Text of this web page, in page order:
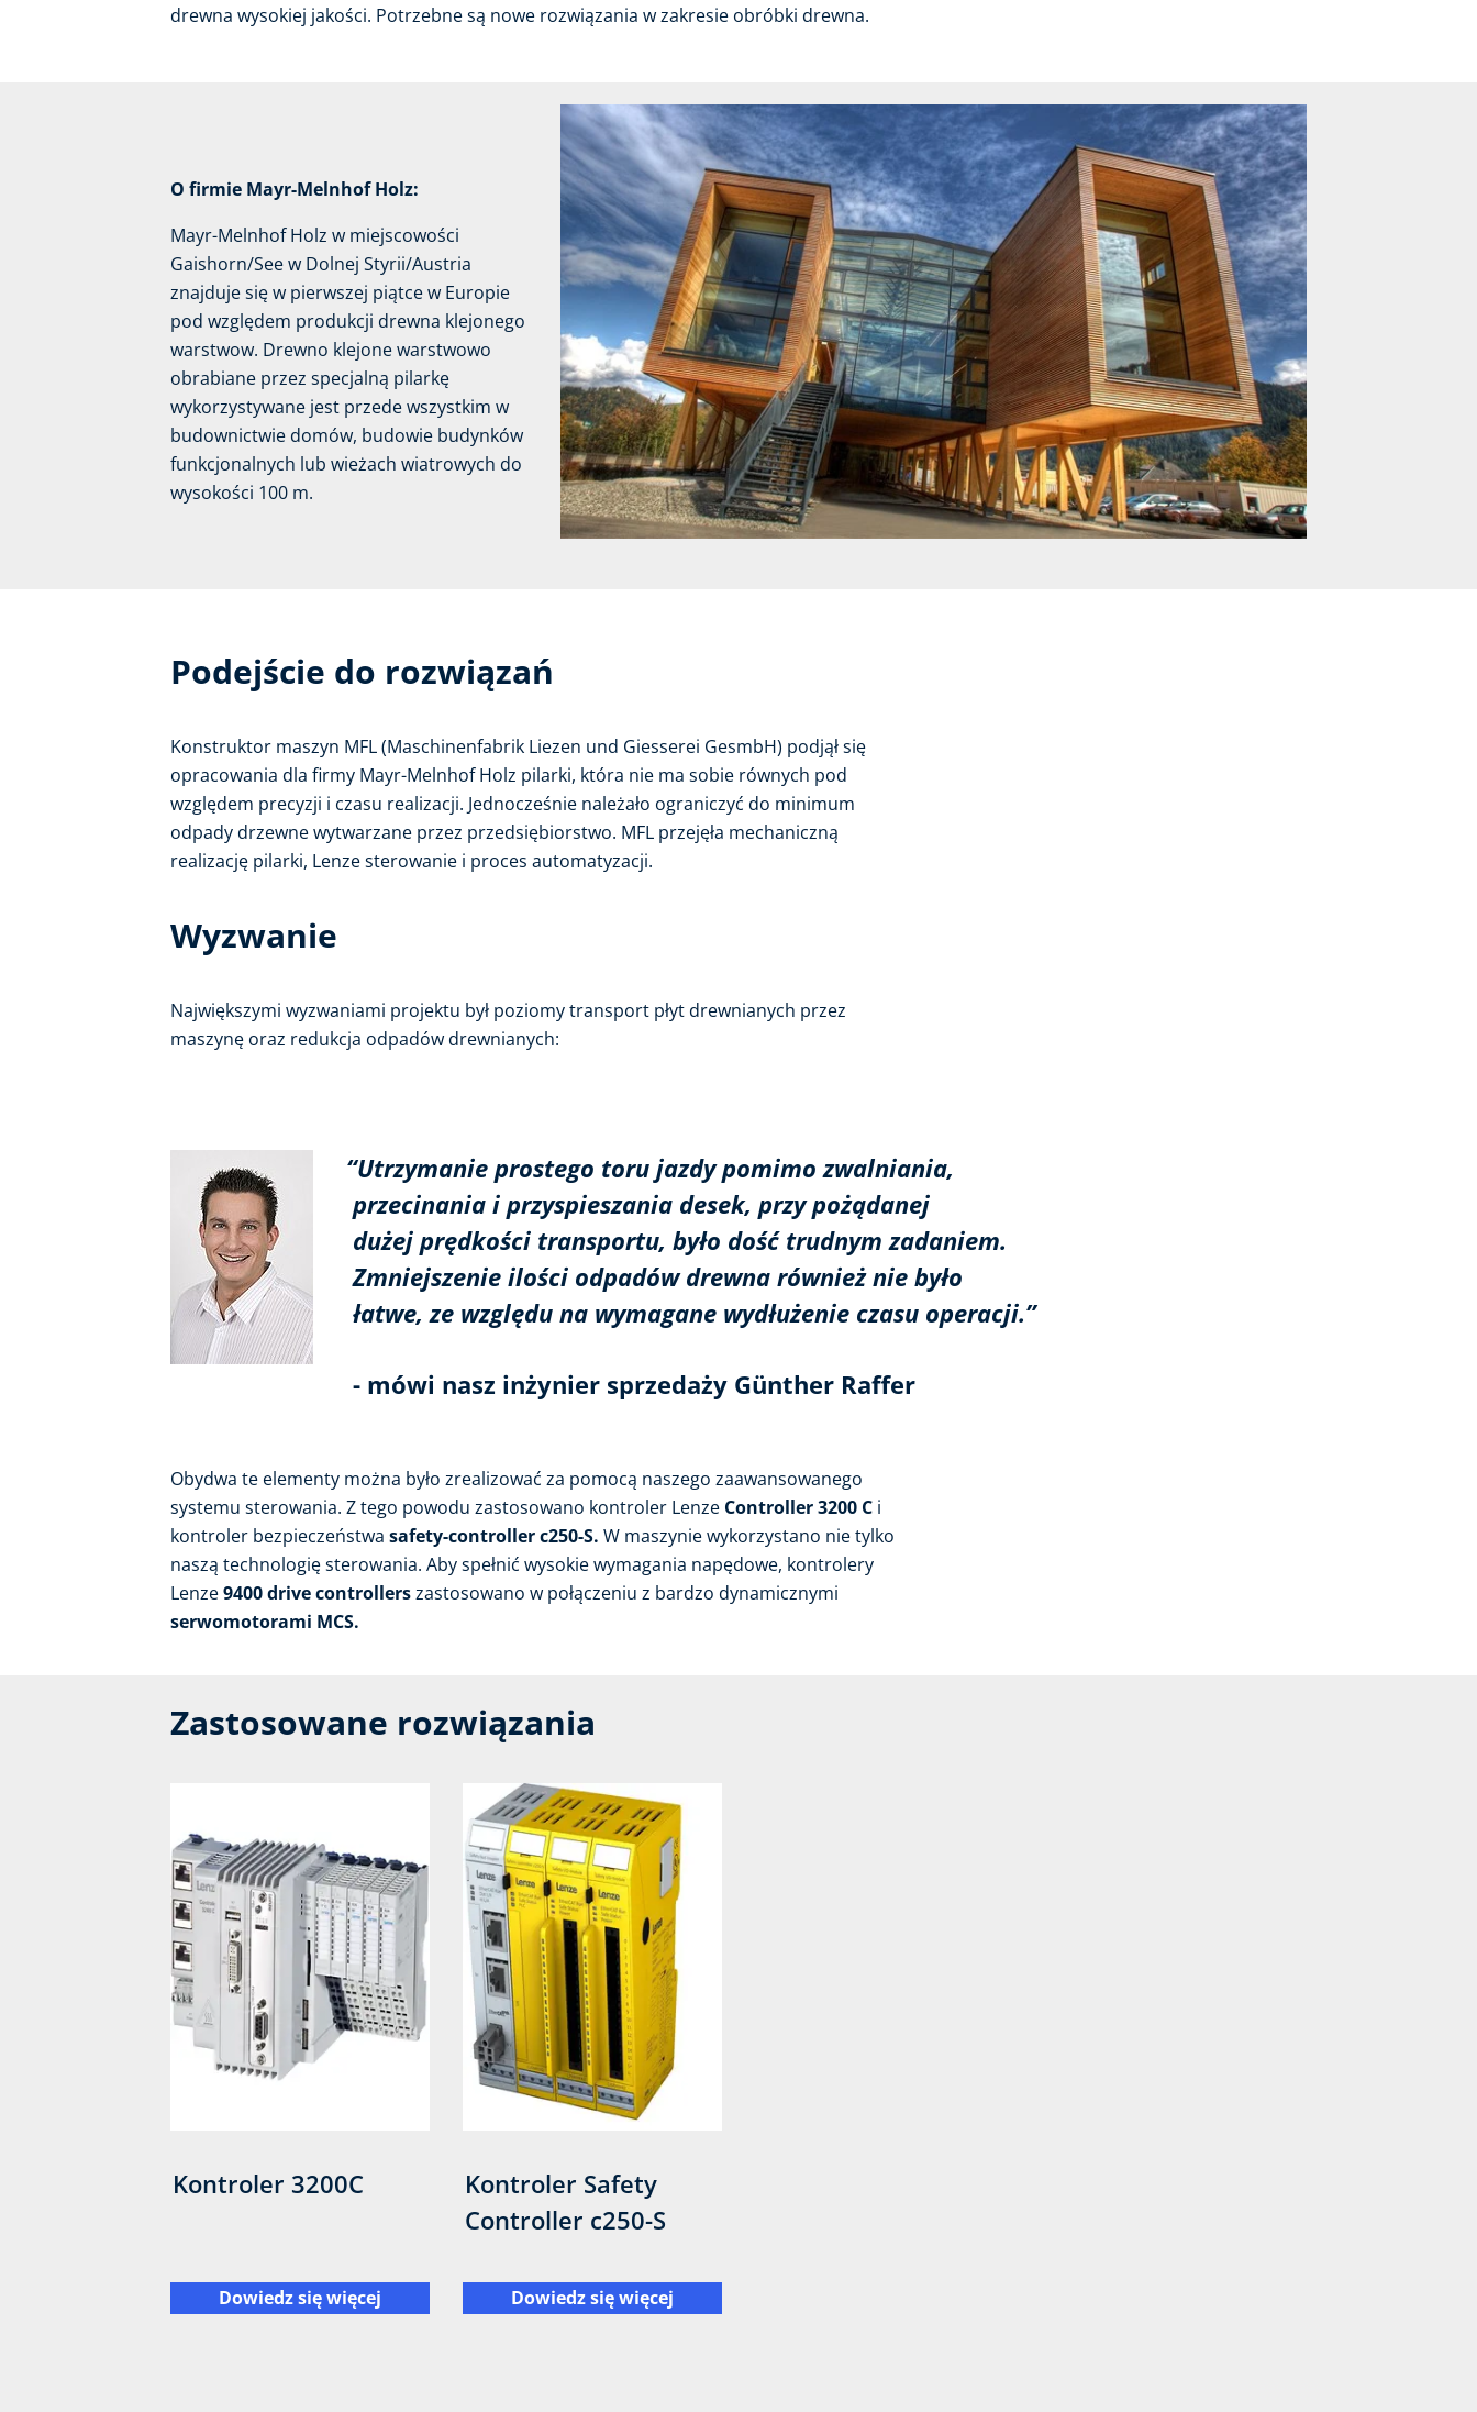
drewna wysokiej jakości. Potrzebne są nowe rozwiązania w zakresie obróbki drewna.
O firmie Mayr-Melnhof Holz:
Mayr-Melnhof Holz w miejscowości
Gaishorn/See w Dolnej Styrii/Austria
znajduje się w pierwszej piątce w Europie
pod względem produkcji drewna klejonego
warstwow. Drewno klejone warstwowo
obrabiane przez specjalną pilarkę
wykorzystywane jest przede wszystkim w
budownictwie domów, budowie budynków
funkcjonalnych lub wieżach wiatrowych do
wysokości 100 m.
Podejście do rozwiązań
Konstruktor maszyn MFL (Maschinenfabrik Liezen und Giesserei GesmbH) podjął się
opracowania dla firmy Mayr-Melnhof Holz pilarki, która nie ma sobie równych pod
względem precyzji i czasu realizacji. Jednocześnie należało ograniczyć do minimum
odpady drzewne wytwarzane przez przedsiębiorstwo. MFL przejęła mechaniczną
realizację pilarki, Lenze sterowanie i proces automatyzacji.
Wyzwanie
Największymi wyzwaniami projektu był poziomy transport płyt drewnianych przez
maszynę oraz redukcja odpadów drewnianych:
“Utrzymanie prostego toru jazdy pomimo zwalniania,
przecinania i przyspieszania desek, przy pożądanej
dużej prędkości transportu, było dość trudnym zadaniem.
Zmniejszenie ilości odpadów drewna również nie było
łatwe, ze względu na wymagane wydłużenie czasu operacji.”
- mówi nasz inżynier sprzedaży Günther Raffer
Obydwa te elementy można było zrealizować za pomocą naszego zaawansowanego
systemu sterowania. Z tego powodu zastosowano kontroler Lenze Controller 3200 C i
kontroler bezpieczeństwa safety-controller c250-S. W maszynie wykorzystano nie tylko
naszą technologię sterowania. Aby spełnić wysokie wymagania napędowe, kontrolery
Lenze9400 drive controllerszastosowano w połączeniu z bardzo dynamicznymi
serwomotorami MCS.
Zastosowane rozwiązania
Kontroler 3200C
Dowiedz się więcej
Kontroler Safety
Controller c250-S
Dowiedz się więcej